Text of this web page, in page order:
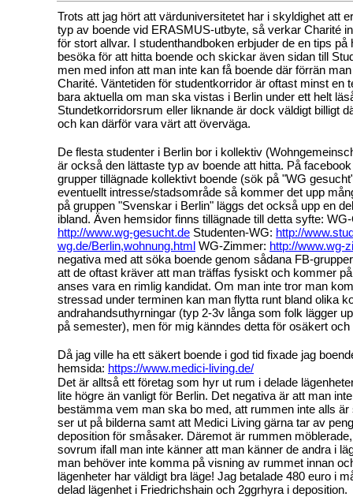
Trots att jag hört att värduniversitetet har i skyldighet att
typ av boende vid ERASMUS-utbyte, så verkar Charité
för stort allvar. I studenthandboken erbjuder de en tips
besöka för att hitta boende och skickar även sidan till
men med infon att man inte kan få boende där förrän
Charité. Väntetiden för studentkorridor är oftast minst en
bara aktuella om man ska vistas i Berlin under ett helt
Stundetkorridorsrum eller liknande är dock väldigt billigt
och kan därför vara värt att överväga.
De flesta studenter i Berlin bor i kollektiv
är också den lättaste typ av boende att hitta. På
grupper tillägnade kollektivt boende (sök på "WG
eventuellt intresse/stadsområde så kommer det upp
på gruppen "Svenskar i Berlin" läggs det också upp en
ibland. Även hemsidor finns tillägnade till detta syfte:
http://www.wg-gesucht.de Studenten-WG: http://
wg.de/Berlin,wohnung.html WG-Zimmer: http://www.wg-
negativa med att söka boende genom sådana FB-
att de oftast kräver att man träffas fysiskt och kommer
anses vara en rimlig kandidat. Om man inte tror man
stressad under terminen kan man flytta runt bland olika
andrahandsuthyrningar (typ 2-3v långa som folk lägger
på semester), men för mig känndes detta för osäkert
Då jag ville ha ett säkert boende i god tid fixade jag
hemsida: https://www.medici-living.de/
Det är alltså ett företag som hyr ut rum i delade
lite högre än vanligt för Berlin. Det negativa är att man
bestämma vem man ska bo med, att rummen inte alls
ser ut på bilderna samt att Medici Living gärna tar av
deposition för småsaker. Däremot är rummen
sovrum ifall man inte känner att man känner de andra i
man behöver inte komma på visning av rummet innan
lägenheter har väldigt bra läge! Jag betalade 480 euro i
delad lägenhet i Friedrichshain och 2ggrhyra i deposition.